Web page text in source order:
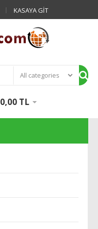
KASAYA GIT
0,00 TL